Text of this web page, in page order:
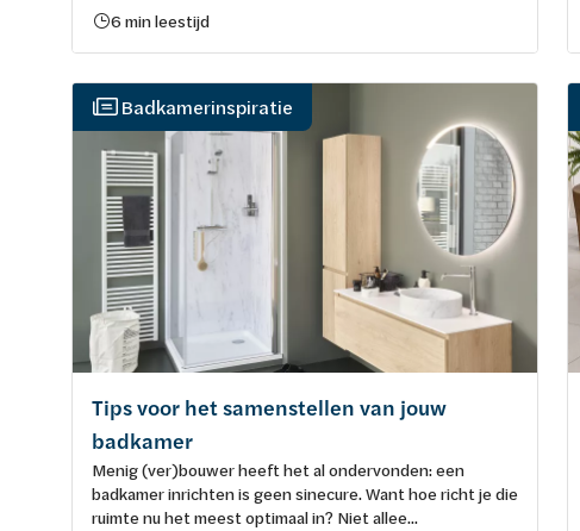
6 min leestijd
Badkamerinspiratie
Tips voor het samenstellen van jouw
badkamer
Menig (ver)bouwer heeft het al ondervonden: een
badkamer inrichten is geen sinecure. Want hoe richt je die
ruimte nu het meest optimaal in? Niet allee...